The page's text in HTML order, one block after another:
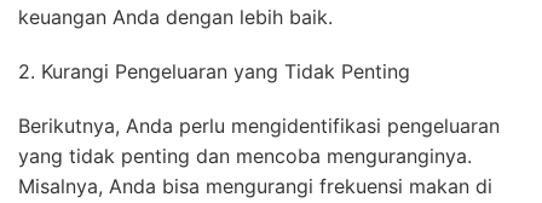
keuangan Anda dengan lebih baik.
2. Kurangi Pengeluaran yang Tidak Penting
Berikutnya, Anda perlu mengidentifikasi pengeluaran
yang tidak penting dan mencoba menguranginya.
Misalnya, Anda bisa mengurangi frekuensi makan di